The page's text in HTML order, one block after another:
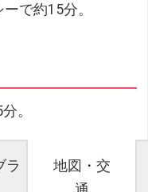
で約15分。
。
ラ
地図・交